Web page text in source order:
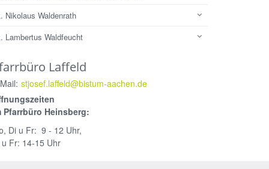
Nikolaus Waldenrath
Lambertus Waldfeucht
Laffeld
stjosef.laffeld@bistum-aachen.de
Pfarrbüro Heinsberg:
Di u Fr: 9 - 12 Uhr,
u Fr: 14-15 Uhr